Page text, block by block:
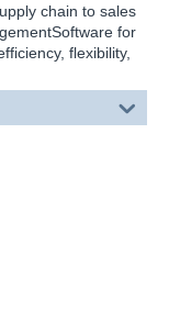
chain to sales
for
flexibility,